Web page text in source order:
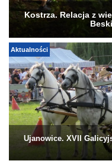
Kostrza. Relacja z
Aktualności
Ujanowice. XVII